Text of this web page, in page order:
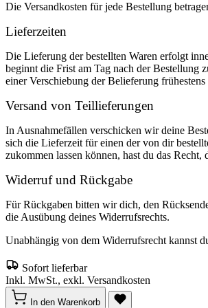
Die Versandkosten für jede Bestellung
Lieferzeiten
Die Lieferung der bestellten Waren erfolgt
beginnt die Frist am Tag nach der Bestellung
einer Verschiebung der Belieferung
Versand von Teillieferungen
In Ausnahmefällen verschicken wir deine
sich die Lieferzeit für einen der von dir
zukommen lassen können, hast du das
Widerruf und Rückgabe
Für Rückgaben bitten wir dich, den
die Ausübung deines Widerrufsrechts.
Unabhängig von dem Widerrufsrecht kannst
Sofort lieferbar
Inkl. MwSt., exkl. Versandkosten
In den Warenkorb